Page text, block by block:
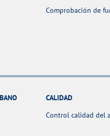
Comprobación de
CALIDAD
Control calidad del